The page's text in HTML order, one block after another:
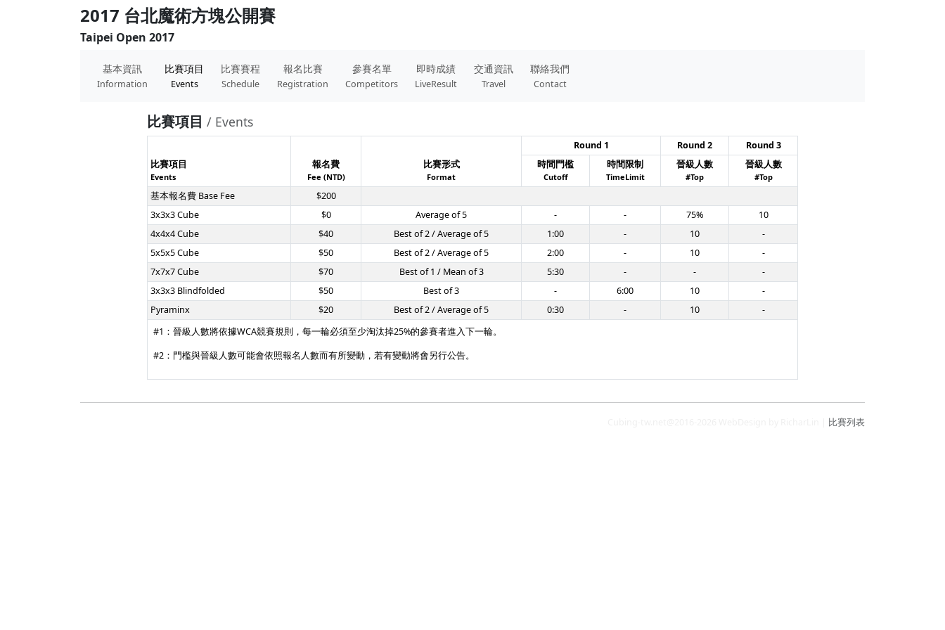
2017 台北魔術方塊公開賽
Taipei Open 2017
基本資訊
Information
比賽項目
Events
比賽賽程
Schedule
報名比賽
Registration
參賽名單
Competitors
即時成績
LiveResult
交通資訊
Travel
聯絡我們
Contact
比賽項目 / Events
比賽項目
Events
報名費
Fee (NTD)
比賽形式
Format
Round 1 Round 2
Round 3
時間門檻
Cutoff
時間限制
TimeLimit
晉級人數
#Top
晉級人數
#Top
基本報名費 Base Fee
$200
3x3x3 Cube
$0 Average of 5 - - 75%
10
4x4x4 Cube
$40 Best of 2 / Average of 5 1:00 - 10
-
5x5x5 Cube
$50 Best of 2 / Average of 5 2:00 - 10
-
7x7x7 Cube
$70 Best of 1 / Mean of 3 5:30 - -
-
3x3x3 Blindfolded
$50 Best of 3 - 6:00 10
-
Pyraminx
$20 Best of 2 / Average of 5 0:30 - 10
-
#1：晉級人數將依據WCA競賽規則，每一輪必須至少淘汰掉25%的參賽者進入下一輪。
#2：門檻與晉級人數可能會依照報名人數而有所變動，若有變動將會另行公告。
比賽列表